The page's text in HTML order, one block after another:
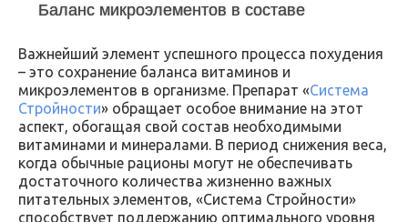
Баланс микроэлементов в составе
Важнейший элемент успешного процесса похудения
– это сохранение баланса витаминов и
микроэлементов в организме. Препарат «Система
Стройности» обращает особое внимание на этот
аспект, обогащая свой состав необходимыми
витаминами и минералами. В период снижения веса,
когда обычные рационы могут не обеспечивать
достаточного количества жизненно важных
питательных элементов, «Система Стройности»
способствует поддержанию оптимального уровня